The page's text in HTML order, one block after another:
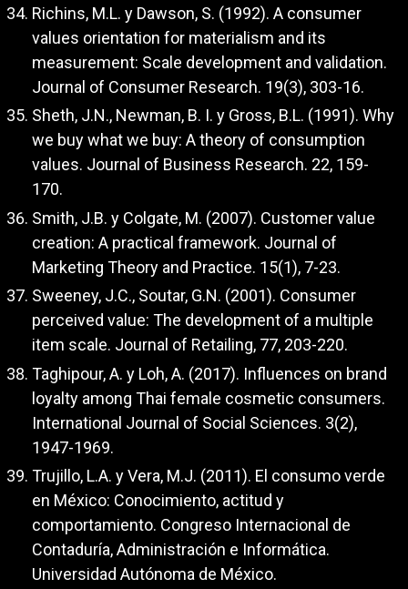
Richins, M.L. y Dawson, S. (1992). A consumer
values orientation for materialism and its
measurement: Scale development and validation.
Journal of Consumer Research. 19(3), 303-16.
Sheth, J.N., Newman, B. I. y Gross, B.L. (1991). Why
we buy what we buy: A theory of consumption
values. Journal of Business Research. 22, 159-
170.
Smith, J.B. y Colgate, M. (2007). Customer value
creation: A practical framework. Journal of
Marketing Theory and Practice. 15(1), 7-23.
Sweeney, J.C., Soutar, G.N. (2001). Consumer
perceived value: The development of a multiple
item scale. Journal of Retailing, 77, 203-220.
Taghipour, A. y Loh, A. (2017). Influences on brand
loyalty among Thai female cosmetic consumers.
International Journal of Social Sciences. 3(2),
1947-1969.
Trujillo, L.A. y Vera, M.J. (2011). El consumo verde
en México: Conocimiento, actitud y
comportamiento. Congreso Internacional de
Contaduría, Administración e Informática.
Universidad Autónoma de México.